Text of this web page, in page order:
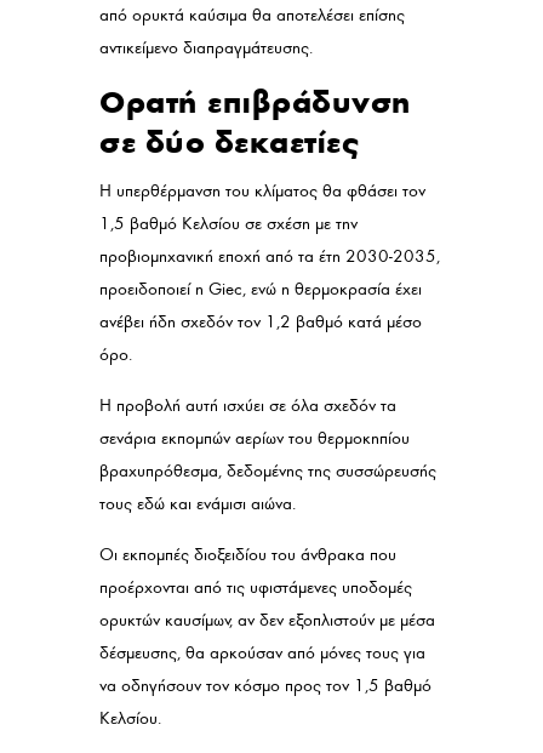
από ορυκτά καύσιμα θα αποτελέσει επίσης
αντικείμενο διαπραγμάτευσης.
Ορατή επιβράδυνση
σε δύο δεκαετίες
Η υπερθέρμανση του κλίματος θα φθάσει τον
1,5 βαθμό Κελσίου σε σχέση με την
προβιομηχανική εποχή από τα έτη 2030-2035,
προειδοποιεί η Giec, ενώ η θερμοκρασία έχει
ανέβει ήδη σχεδόν τον 1,2 βαθμό κατά μέσο
όρο.
Η προβολή αυτή ισχύει σε όλα σχεδόν τα
σενάρια εκπομπών αερίων του θερμοκηπίου
βραχυπρόθεσμα, δεδομένης της συσσώρευσής
τους εδώ και ενάμισι αιώνα.
Οι εκπομπές διοξειδίου του άνθρακα που
προέρχονται από τις υφιστάμενες υποδομές
ορυκτών καυσίμων, αν δεν εξοπλιστούν με μέσα
δέσμευσης, θα αρκούσαν από μόνες τους για
να οδηγήσουν τον κόσμο προς τον 1,5 βαθμό
Κελσίου.